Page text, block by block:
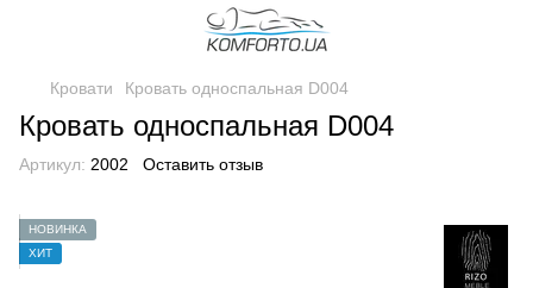
Кровати Кровать односпальная D004
Кровать односпальная D004
Артикул: 2002 Оставить отзыв
НОВИНКА
ХИТ